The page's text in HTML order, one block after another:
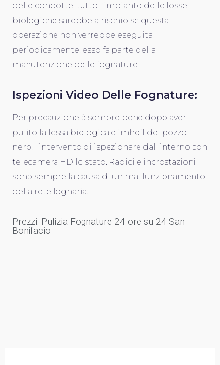
delle condotte, tutto l’impianto delle fosse
biologiche sarebbe a rischio se questa
operazione non verrebbe eseguita
periodicamente, esso fa parte della
manutenzione delle fognature.
Ispezioni Video Delle Fognature:
Per precauzione è sempre bene dopo aver
pulito la fossa biologica e imhoff del pozzo
nero, l’intervento di ispezionare dall’interno con
telecamera HD lo stato. Radici e incrostazioni
sono sempre la causa di un mal funzionamento
della rete fognaria.
Prezzi: Pulizia Fognature 24 ore su 24 San
Bonifacio